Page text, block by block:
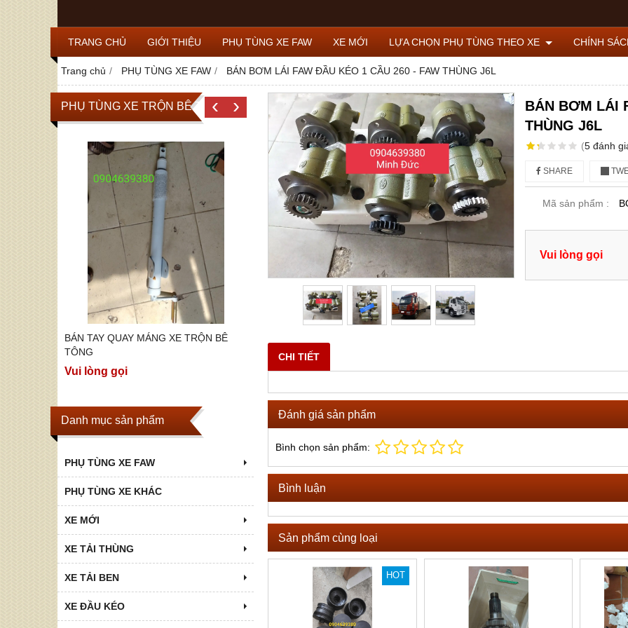
TRANG CHỦ GIỚI THIỆU PHỤ TÙNG XE FAW XE MỚI LỰA CHỌN PHỤ TÙNG THEO XE CHÍNH
Trang chủ PHỤ TÙNG XE FAW BÁN BƠM LÁI FAW ĐẦU KÉO 1 CẦU 260 - FAW THÙNG J6L
PHỤ TÙNG XE TRỘN BÊ TÔNG
BÁN TAY QUAY MÁNG XE TRỘN BÊ
TÔNG
Vui lòng gọi
Vui lòng gọi
Vui lòng gọi
‹ ›
Danh mục sản phẩm
PHỤ TÙNG XE FAW
PHỤ TÙNG XE KHÁC
XE MỚI
XE TẢI THÙNG
XE TẢI BEN
XE ĐẦU KÉO
BÁN BƠM LÁI
THÙNG J6L
(5 đánh
SHARE
Mã sản phẩm :
Vui lòng gọi
CHI TIẾT
Đánh giá sản phẩm
Bình chọn sản phẩm:
Bình luận
Sản phẩm cùng loại
HOT